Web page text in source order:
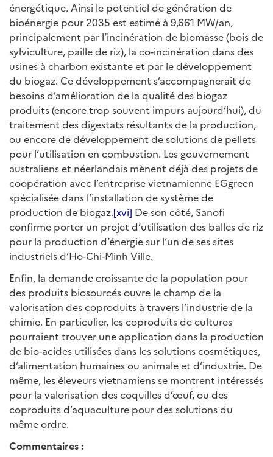
énergétique. Ainsi le potentiel de génération de
bioénergie pour 2035 est estimé à 9,661 MW/an,
principalement par l’incinération de biomasse (bois de
sylviculture, paille de riz), la co-incinération dans des
usines à charbon existante et par le développement
du biogaz. Ce développement s’accompagnerait de
besoins d’amélioration de la qualité des biogaz
produits (encore trop souvent impurs aujourd’hui), du
traitement des digestats résultants de la production,
ou encore de développement de solutions de pellets
pour l’utilisation en combustion. Les gouvernement
australiens et néerlandais mènent déjà des projets de
coopération avec l’entreprise vietnamienne EGgreen
spécialisée dans l’installation de système de
production de biogaz.[xvi] De son côté, Sanofi
confirme porter un projet d’utilisation des balles de riz
pour la production d’énergie sur l’un de ses sites
industriels d’Ho-Chi-Minh Ville.
Enfin, la demande croissante de la population pour
des produits biosourcés ouvre le champ de la
valorisation des coproduits à travers l’industrie de la
chimie. En particulier, les coproduits de cultures
pourraient trouver une application dans la production
de bio-acides utilisées dans les solutions cosmétiques,
d’alimentation humaines ou animale et d’industrie. De
même, les éleveurs vietnamiens se montrent intéressés
pour la valorisation des coquilles d’œuf, ou des
coproduits d’aquaculture pour des solutions du
même ordre.
Commentaires :